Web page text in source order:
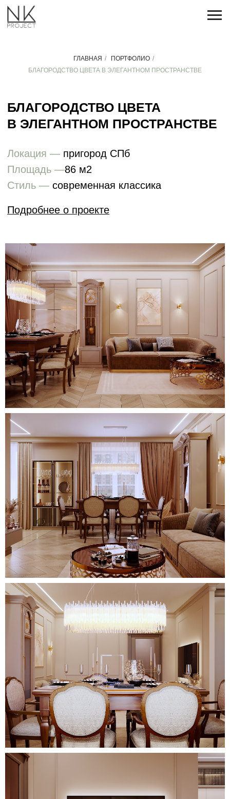
ГЛАВНАЯ / ПОРТФОЛИО /
БЛАГОРОДСТВО ЦВЕТА В ЭЛЕГАНТНОМ ПРОСТРАНСТВЕ
Подробнее о проекте
Локация —пригород СПб
Площадь —86 м2
БЛАГОРОДСТВО ЦВЕТА